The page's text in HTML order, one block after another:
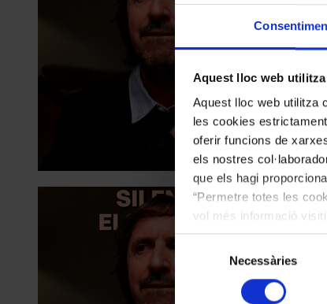
Aquest lloc web
Aquest lloc web utilitza
les cookies
oferir funcions de
els nostres
que els hagi
“Permetre totes les
vol més informació
les cookies en
consentiment
Necessàries